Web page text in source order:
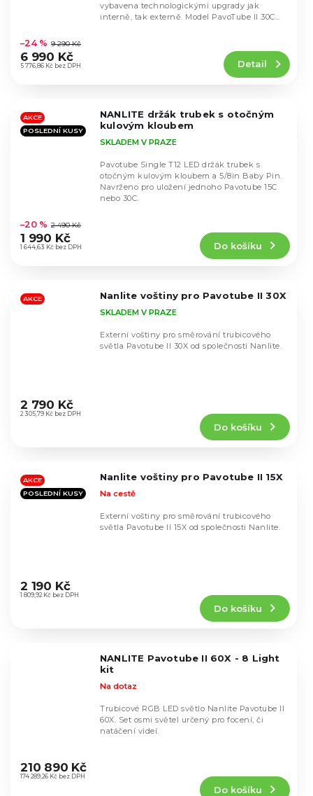
hodnocení
produktu
je
hvězdiček.
5 776,86 Kč bez DPH
–24 % 9 290 Kč
6 990 Kč Detail
vybavena technologickými upgrady jak
interně, tak externě. Model PavoTube II 30C
AKCE
POSLEDNÍ KUSY
NANLITE držák trubek s otočným
kulovým kloubem
hodnocení
produktu
je
hvězdiček.
SKLADEM V PRAZE
1 644,63 Kč bez DPH
–20 % 2 490 Kč
1 990 Kč
Do košíku
Pavotube Single T12 LED držák trubek s
otočným kulovým kloubem a 5/8in Baby Pin.
Navrženo pro uložení jednoho Pavotube 15C
nebo 30C.
AKCE Nanlite voštiny pro Pavotube II 30X
hodnocení
produktu
hvězdiček.
SKLADEM V PRAZE
2 305,79 Kč bez DPH
2 790 Kč
Do košíku
Externí voštiny pro směrování trubicového
světla Pavotube II 30X od společnosti Nanlite.
AKCE
POSLEDNÍ KUSY
Nanlite voštiny pro Pavotube II 15X
hodnocení
produktu
Na cestě
1 809,92 Kč bez DPH
2 190 Kč
Do košíku
Externí voštiny pro směrování trubicového
světla Pavotube II 15X od společnosti Nanlite.
NANLITE Pavotube II 60X - 8 Light
kit
hodnocení
produktu
Na dotaz
174 289,26 Kč bez DPH
210 890 Kč
Do košíku
Trubicové RGB LED světlo Nanlite Pavotube II
60X. Set osmi světel určený pro focení, či
natáčení videí.